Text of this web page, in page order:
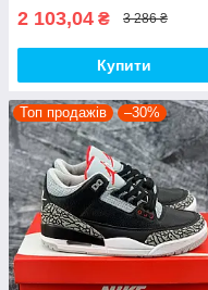
2 103,04 ₴ 3 286 ₴
Купити
Топ продажів –30%